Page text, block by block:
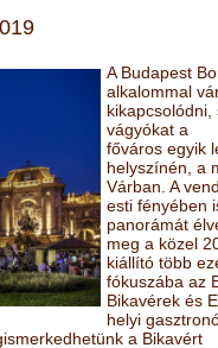
A Budapest
alkalommal
kikapcsolódni,
vágyókat a
főváros egyik
helyszínén, a
Várban. A
esti fényében
panorámát
meg a közel
kiállító több
fókuszába az
Bikavérek és
helyi
a Bikavért